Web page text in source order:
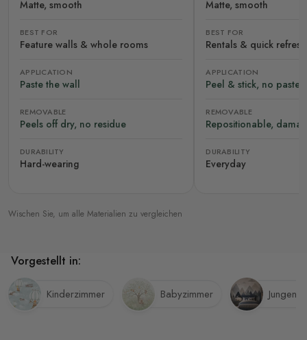
Matte, smooth
BEST FOR
Feature walls & whole rooms
APPLICATION
Paste the wall
REMOVABLE
Peels off dry, no residue
DURABILITY
Hard-wearing
Matte, smooth
BEST FOR
Rentals & quick
APPLICATION
Peel & stick, no paste
REMOVABLE
Repositionable,
DURABILITY
Everyday
Wischen Sie, um alle Materialien zu vergleichen
Vorgestellt in:
Kinderzimmer Babyzimmer